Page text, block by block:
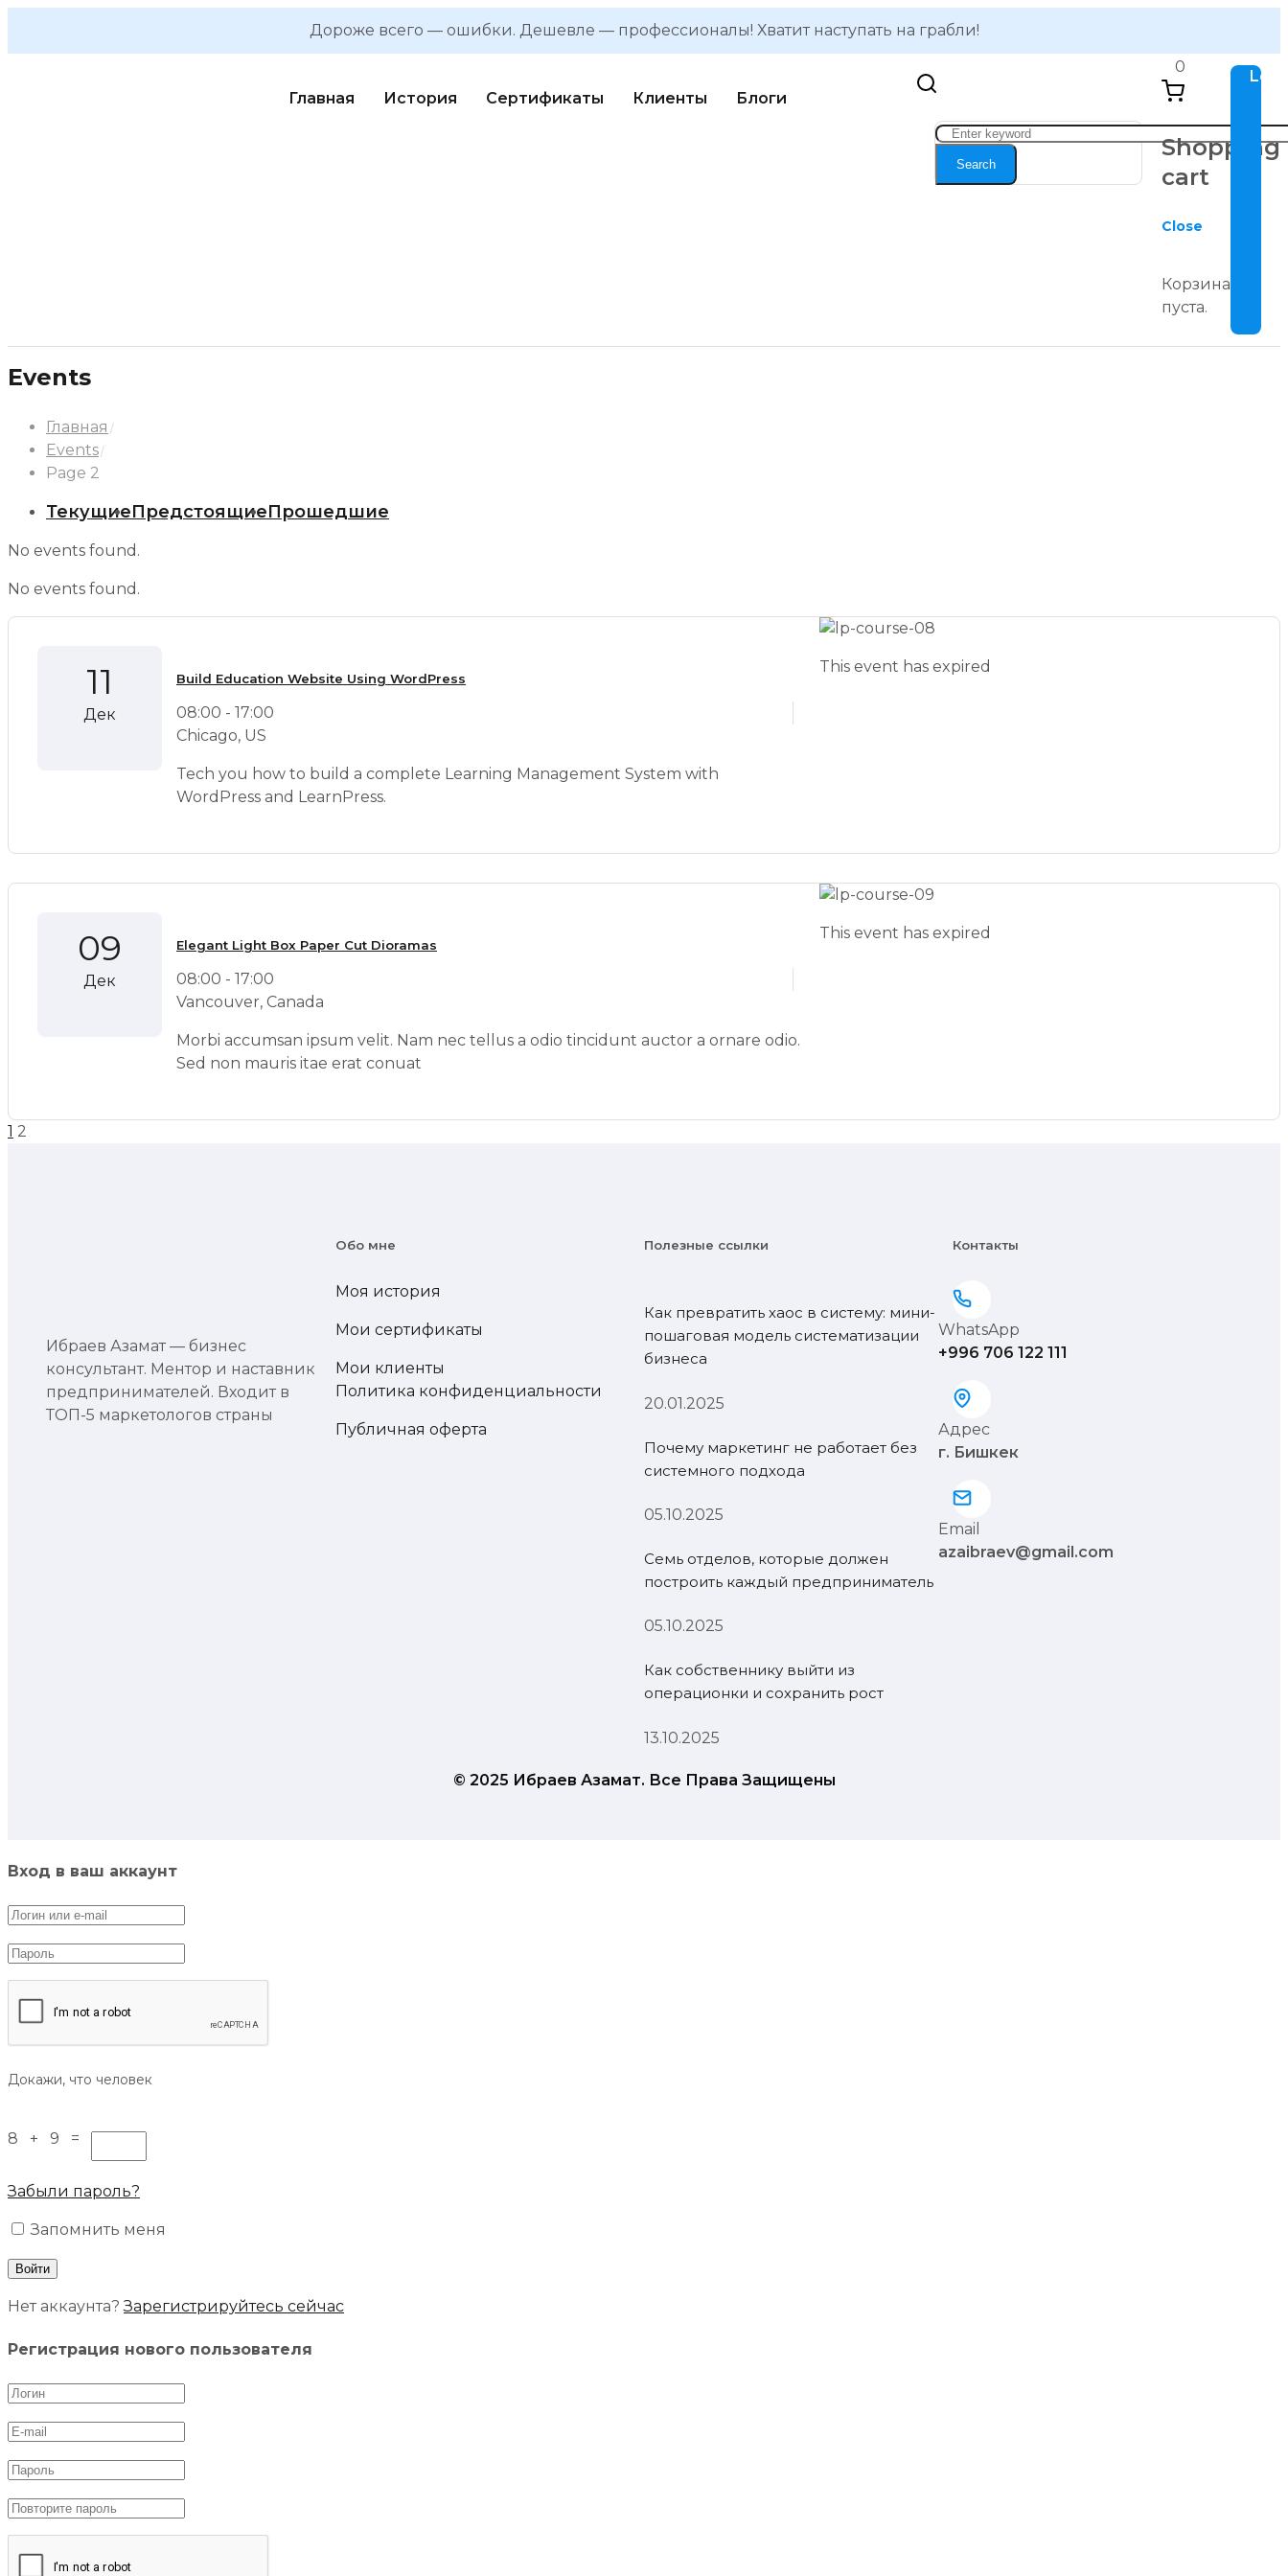
Дороже всего — ошибки. Дешевле — профессионалы! Хватит наступать на грабли!
Главная История Сертификаты Клиенты Блоги
Search
0
Shopping
cart
Close
Корзина
пуста.
Events
Главная
Events
Page 2
ТекущиеПредстоящиеПрошедшие
No events found.
No events found.
11
Дек
This event has expired
Build Education Website Using WordPress
08:00 - 17:00
Chicago, US
Tech you how to build a complete Learning Management System with
WordPress and LearnPress.
09
Дек
This event has expired
Elegant Light Box Paper Cut Dioramas
08:00 - 17:00
Vancouver, Canada
Morbi accumsan ipsum velit. Nam nec tellus a odio tincidunt auctor a ornare odio.
Sed non mauris itae erat conuat
1 2
Ибраев Азамат — бизнес
консультант. Ментор и наставник
предпринимателей. Входит в
ТОП-5 маркетологов страны
Обо мне
Моя история
Мои сертификаты
Мои клиенты
Политика конфиденциальности
Публичная оферта
Полезные ссылки
Как превратить хаос в систему: мини-
пошаговая модель систематизации
бизнеса
20.01.2025
Почему маркетинг не работает без
системного подхода
05.10.2025
Семь отделов, которые должен
построить каждый предприниматель
05.10.2025
Как собственнику выйти из
операционки и сохранить рост
13.10.2025
Контакты
WhatsApp
+996 706 122 111
Адрес
г. Бишкек
Email
azaibraev@gmail.com
© 2025 Ибраев Азамат. Все Права Защищены
Вход в ваш аккаунт
Докажи, что человек
8 + 9 =
Забыли пароль?
Запомнить меня
Нет аккаунта?Зарегистрируйтесь сейчас
Регистрация нового пользователя